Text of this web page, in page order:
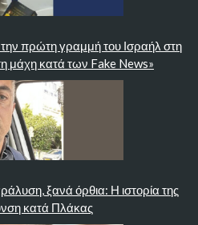
πρώτη γραμμή του Ισραήλ στη
μάχη κατά των Fake News»
ξανά όρθια: Η ιστορία της
κατά Πλάκας